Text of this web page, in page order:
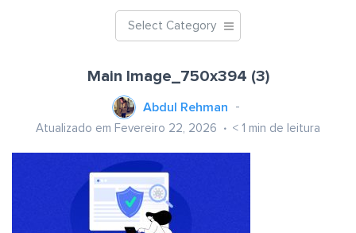
Select Category
Main Image_750x394 (3)
Abdul Rehman
Atualizado em Fevereiro 22, 2026 < 1 min de leitura